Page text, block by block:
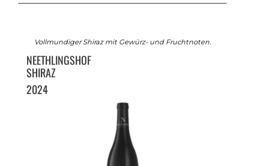
Vollmundiger Shiraz mit Gewürz- und Fruchtnoten.
NEETHLINGSHOF
SHIRAZ
2024